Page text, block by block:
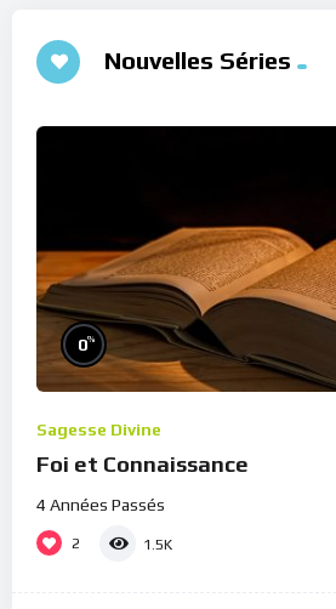
Nouvelles Séries
0%
Sagesse Divine
Foi et Connaissance
4 Années Passés
2 1.5K